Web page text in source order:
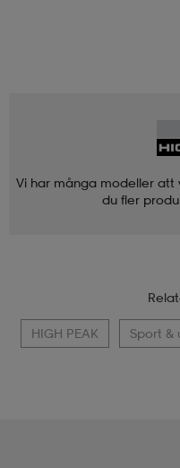
Vi har många modeller att
du fler
HIGH PEAK Sport &